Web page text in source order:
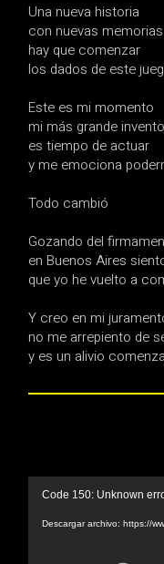
Una nueva historia
con nuevas memorias
hay que comenzar
los dados de este
Este es mi momento
mi más grande invento
es tiempo de actuar
y me emociona
Todo cambió
Gozando del
en Buenos Aires
que yo he vuelto a
Y creo en mi
no me arrepiento de
y es un alivio
vídeo
Code 150: Unknown
Descargar archivo: https://